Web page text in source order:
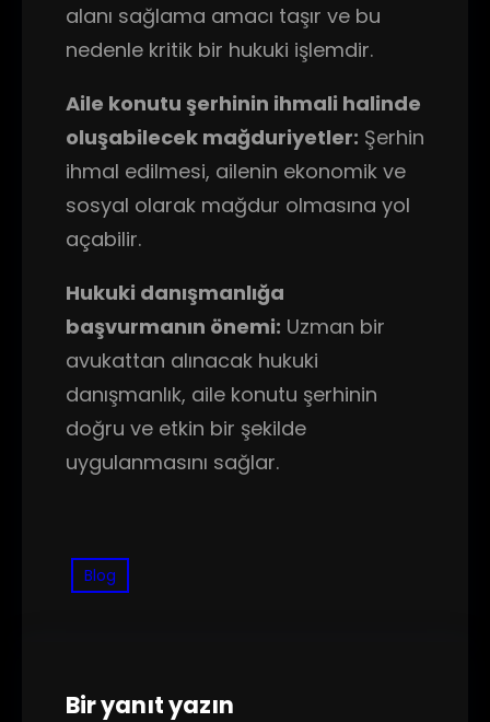
alanı sağlama amacı taşır ve bu
nedenle kritik bir hukuki işlemdir.
Aile konutu şerhinin ihmali halinde
oluşabilecek mağduriyetler: Şerhin
ihmal edilmesi, ailenin ekonomik ve
sosyal olarak mağdur olmasına yol
açabilir.
Hukuki danışmanlığa
başvurmanın önemi: Uzman bir
avukattan alınacak hukuki
danışmanlık, aile konutu şerhinin
doğru ve etkin bir şekilde
uygulanmasını sağlar.
Blog
Bir yanıt yazın